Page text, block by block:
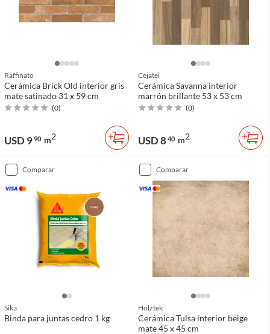
Raffinato
Cerámica Brick Old interior gris
mate satinado 31 x 59 cm
(0)
USD 990 m2
Cejatel
Cerámica Savanna interior
marrón brillante 53 x 53 cm
(0)
USD 840 m2
comparar
Sika
Binda para juntas cedro 1 kg
comparar
Holztek
Cerámica Tulsa interior beige
mate 45 x 45 cm